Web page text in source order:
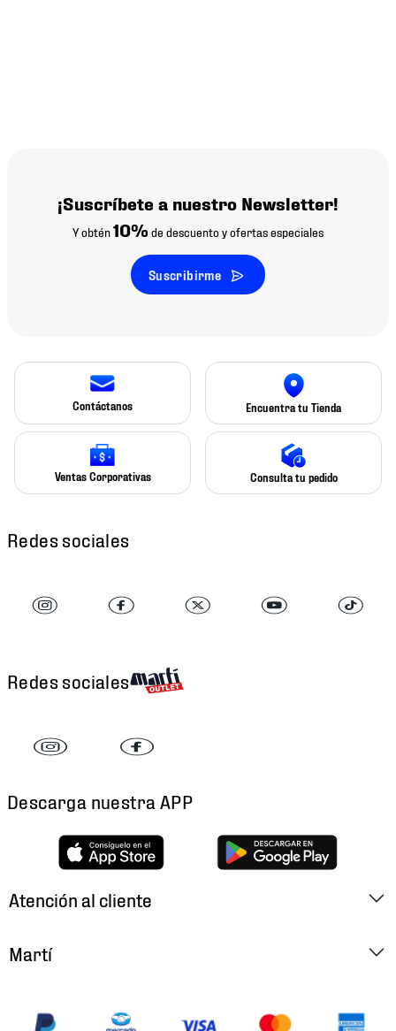
¡Suscríbete a nuestro Newsletter!
Y obtén10% de descuento y ofertas especiales
Suscribirme
Contáctanos Encuentra tu Tienda
Ventas Corporativas Consulta tu pedido
Redes sociales
Redes sociales
Descarga nuestra APP
Atención al cliente
Martí
Ubica tu Tienda